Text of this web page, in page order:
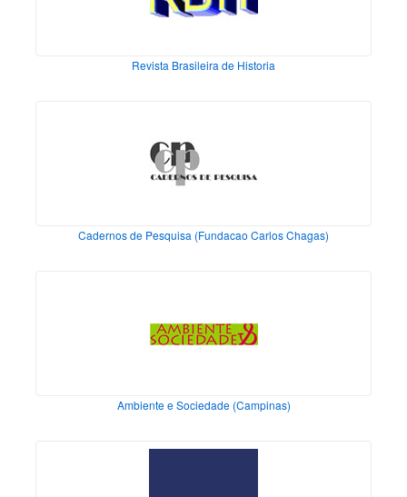
Revista Brasileira de Historia
Cadernos de Pesquisa (Fundacao Carlos Chagas)
Ambiente e Sociedade (Campinas)